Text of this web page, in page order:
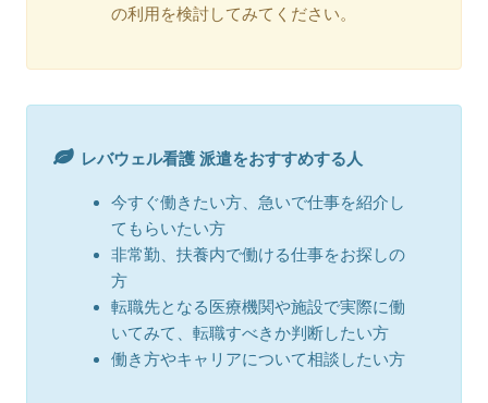
の利用を検討してみてください。
レバウェル看護 派遣をおすすめする人
今すぐ働きたい方、急いで仕事を紹介し
てもらいたい方
非常勤、扶養内で働ける仕事をお探しの
方
転職先となる医療機関や施設で実際に働
いてみて、転職すべきか判断したい方
働き方やキャリアについて相談したい方